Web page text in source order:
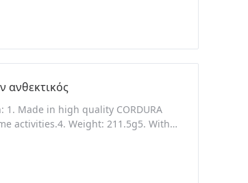
ανθεκτικός
1. Made in high quality CORDURA
activities.4. Weight: 211.5g5. With